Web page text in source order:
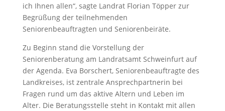
ich Ihnen allen“, sagte Landrat Florian Töpper zur
Begrüßung der teilnehmenden
Seniorenbeauftragten und Seniorenbeiräte.
Zu Beginn stand die Vorstellung der
Seniorenberatung am Landratsamt Schweinfurt auf
der Agenda. Eva Borschert, Seniorenbeauftragte des
Landkreises, ist zentrale Ansprechpartnerin bei
Fragen rund um das aktive Altern und Leben im
Alter. Die Beratungsstelle steht in Kontakt mit allen